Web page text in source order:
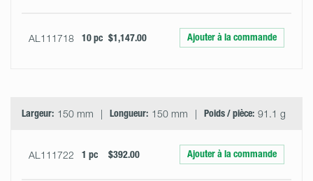
AL111718 10 pc $1,147.00 Ajouter à la commande
Largeur: 150 mm Longueur: 150 mm Poids / pièce: 91.1 g
AL111722 1 pc $392.00 Ajouter à la commande